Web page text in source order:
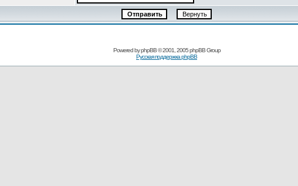
Powered byphpBB© 2001, 2005 phpBB Group
Русская поддержка phpBB